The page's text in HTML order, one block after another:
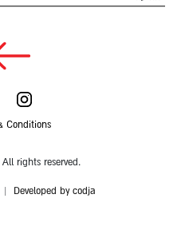
Conditions
All rights reserved.
Developed by codja